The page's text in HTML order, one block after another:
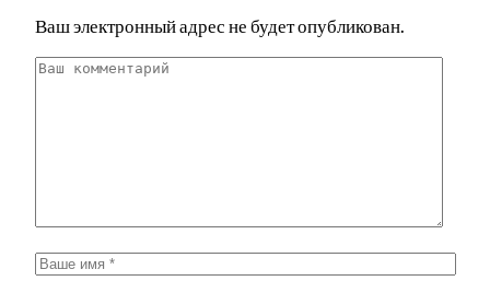
Ваш электронный адрес не будет опубликован.